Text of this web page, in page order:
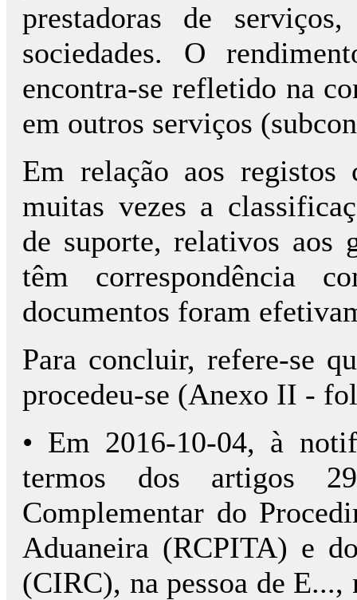
prestadoras de
sociedades. O
encontra-se refletido na
em outros serviços
Em relação aos registos
muitas vezes a
de suporte, relativos aos
têm correspondência
documentos foram
Para concluir, refere-se
procedeu-se (Anexo II -
• Em 2016-10-04, à
termos dos artigos
Complementar do
Aduaneira (RCPITA) e
(CIRC), na pessoa de E...,